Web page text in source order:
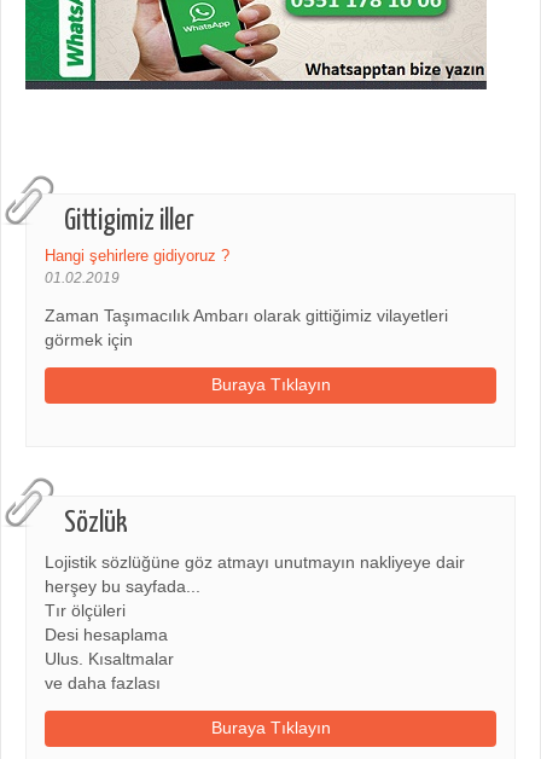
Gittigimiz iller
Hangi şehirlere gidiyoruz ?
01.02.2019
Zaman Taşımacılık Ambarı olarak gittiğimiz vilayetleri
görmek için
Buraya Tıklayın
Sözlük
Lojistik sözlüğüne göz atmayı unutmayın nakliyeye dair
herşey bu sayfada...
Tır ölçüleri
Desi hesaplama
Ulus. Kısaltmalar
ve daha fazlası
Buraya Tıklayın